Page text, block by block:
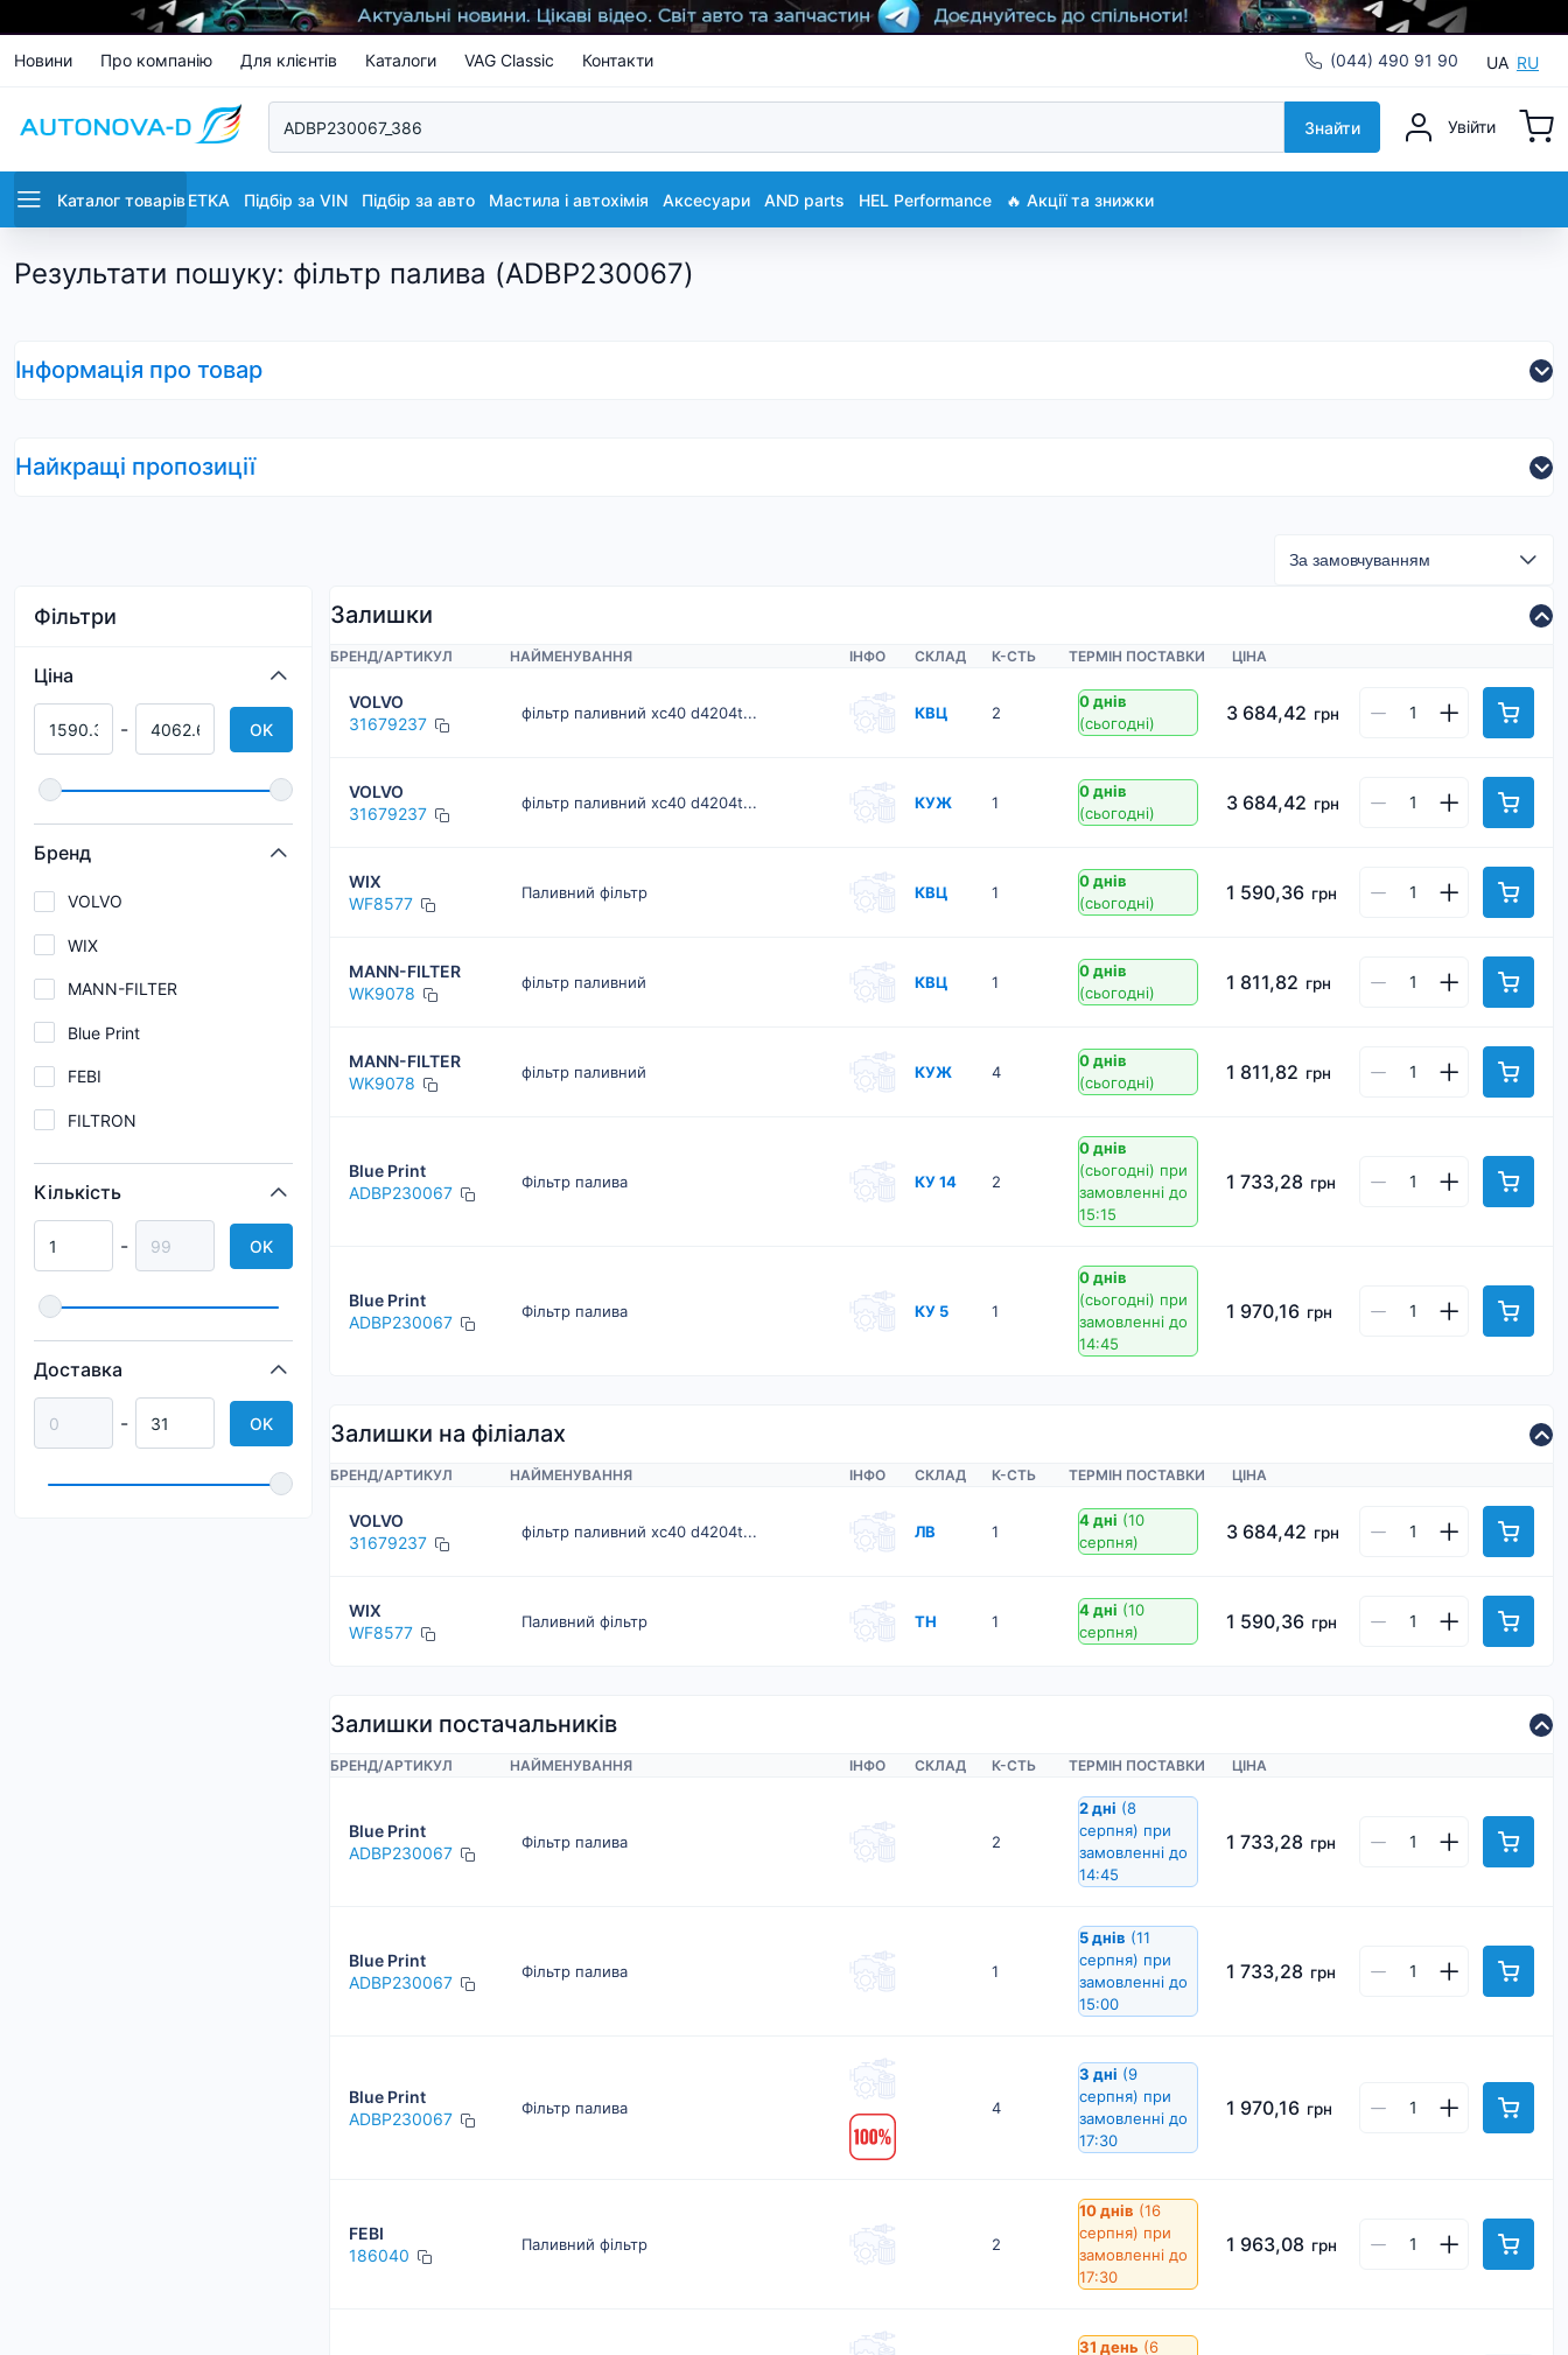
Новини Про компанію Для клієнтів Каталоги VAG Classic Контакти (044) 490 91 90 UA RU
Знайти Увійти
Каталог товарівETKA Підбір за VIN Підбір за авто Мастила і автохімія Аксесуари AND parts HEL Performance 🔥 Акції та знижки
Результати пошуку: фільтр палива (ADBP230067)
Інформація про товар
Найкращі пропозиції
Фільтри
Ціна
- OK
Бренд
VOLVO
WIX
MANN-FILTER
Blue Print
FEBI
FILTRON
HART
Кількість
- OK
Доставка
- OK
Залишки
БРЕНД/АРТИКУЛ НАЙМЕНУВАННЯ ІНФО СКЛАД К-CТЬ ТЕРМІН ПОСТАВКИ ЦІНА
VOLVO
31679237
фільтр паливний xc40 d4204t... КВЦ 2
0 днів
(сьогодні)
3 684,42 грн
VOLVO
31679237
фільтр паливний xc40 d4204t... КУЖ 1
0 днів
(сьогодні)
3 684,42 грн
WIX
WF8577
Паливний фільтр КВЦ 1
0 днів
(сьогодні)
1 590,36 грн
MANN-FILTER
WK9078
фільтр паливний КВЦ 1
0 днів
(сьогодні)
1 811,82 грн
MANN-FILTER
WK9078
фільтр паливний КУЖ 4
0 днів
(сьогодні)
1 811,82 грн
Blue Print
ADBP230067
Фільтр палива КУ 14 2
0 днів
(сьогодні) при
замовленні до
15:15
1 733,28 грн
Blue Print
ADBP230067
Фільтр палива КУ 5 1
0 днів
(сьогодні) при
замовленні до
14:45
1 970,16 грн
Залишки на філіалах
БРЕНД/АРТИКУЛ НАЙМЕНУВАННЯ ІНФО СКЛАД К-CТЬ ТЕРМІН ПОСТАВКИ ЦІНА
VOLVO
31679237
фільтр паливний xc40 d4204t... ЛВ 1
4 дні (10
серпня)
3 684,42 грн
WIX
WF8577
Паливний фільтр ТН 1
4 дні (10
серпня)
1 590,36 грн
Залишки постачальників
БРЕНД/АРТИКУЛ НАЙМЕНУВАННЯ ІНФО СКЛАД К-CТЬ ТЕРМІН ПОСТАВКИ ЦІНА
Blue Print
ADBP230067
Фільтр палива 2
2 дні (8
серпня) при
замовленні до
14:45
1 733,28 грн
Blue Print
ADBP230067
Фільтр палива 1
5 днів (11
серпня) при
замовленні до
15:00
1 733,28 грн
Blue Print
ADBP230067
Фільтр палива 4
3 дні (9
серпня) при
замовленні до
17:30
1 970,16 грн
FEBI
186040
Паливний фільтр 2
10 днів (16
серпня) при
замовленні до
17:30
1 963,08 грн
31 день (6